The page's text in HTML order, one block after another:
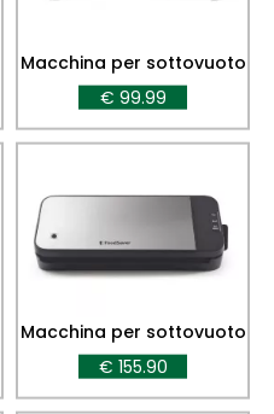
Macchina per sottovuoto
FoodSaver Space Saving
VS1290X
€ 99.99
Macchina per sottovuoto
VS2190X
€ 155.90